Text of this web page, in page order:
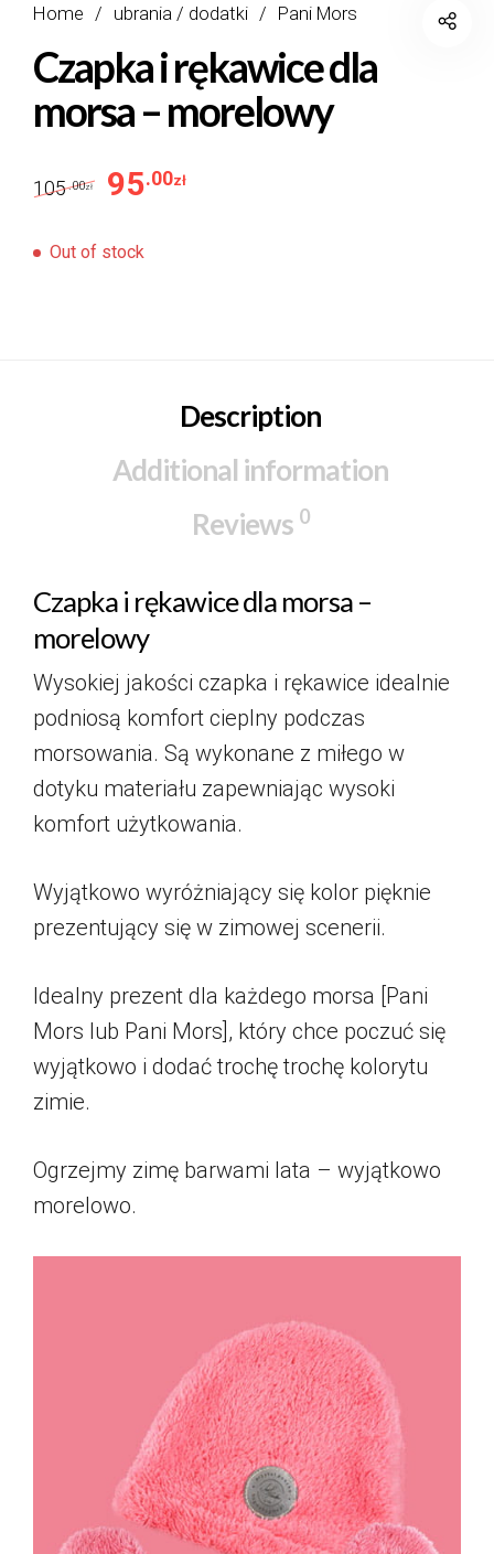
Home / ubrania / dodatki / Pani Mors
Czapka i rękawice dla
morsa – morelowy
105.00zł 95.00zł
Out of stock
Description
Additional information
Reviews 0
Czapka i rękawice dla morsa –
morelowy
Wysokiej jakości czapka i rękawice idealnie
podniosą komfort cieplny podczas
morsowania. Są wykonane z miłego w
dotyku materiału zapewniając wysoki
komfort użytkowania.
Wyjątkowo wyróżniający się kolor pięknie
prezentujący się w zimowej scenerii.
Idealny prezent dla każdego morsa [Pani
Mors lub Pani Mors], który chce poczuć się
wyjątkowo i dodać trochę trochę kolorytu
zimie.
Ogrzejmy zimę barwami lata – wyjątkowo
morelowo.